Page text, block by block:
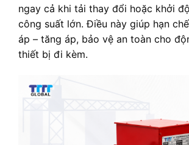
ngay cả khi tải thay đổi hoặc khởi
công suất lớn. Điều này giúp hạn
áp – tăng áp, bảo vệ an toàn cho
thiết bị đi kèm.